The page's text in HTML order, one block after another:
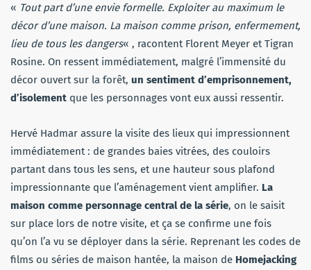
« Tout part d’une envie formelle. Exploiter au maximum le
décor d’une maison. La maison comme prison, enfermement,
lieu de tous les dangers« , racontent Florent Meyer et Tigran
Rosine. On ressent immédiatement, malgré l’immensité du
décor ouvert sur la forêt, un sentiment d’emprisonnement,
d’isolement que les personnages vont eux aussi ressentir.
Hervé Hadmar assure la visite des lieux qui impressionnent
immédiatement : de grandes baies vitrées, des couloirs
partant dans tous les sens, et une hauteur sous plafond
impressionnante que l’aménagement vient amplifier. La
maison comme personnage central de la série, on le saisit
sur place lors de notre visite, et ça se confirme une fois
qu’on l’a vu se déployer dans la série. Reprenant les codes de
films ou séries de maison hantée, la maison de Homejacking